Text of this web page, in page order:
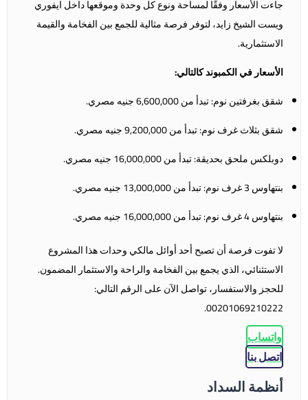
جاءت الأسعار وفقًا لمساحة ونوع كل وحدة وموقعها داخلايفوري
ويست الشيخ زايد،لتوفر فرصة مثالية للجمع بين الفخامة والقيمة
الاستثمارية.
الأسعار في الكمبوند كالتالي:
شقق بغرفتين نوم: تبدأ من 6,600,000 جنيه مصري.
شقق بثلاث غرف نوم: تبدأ من 9,200,000 جنيه مصري.
دوبلكس ملحق بحديقة: تبدأ من 16,000,000 جنيه مصري.
بنتهاوس 3 غرف نوم: تبدأ من 13,000,000 جنيه مصري.
بنتهاوس 4 غرف نوم: تبدأ من 16,000,000 جنيه مصري.
لا تفوت فرصة أن تصبح أحد أوائل مالكي وحدات هذا المشروع
الاستثنائي، الذي يجمع بين الفخامة والراحة والاستثمار المضمون.
للحجز والاستفسار، تواصل الآن على الرقم التالي:
00201069210222.
واتساب
اتصل بنا
أنظمة السداد